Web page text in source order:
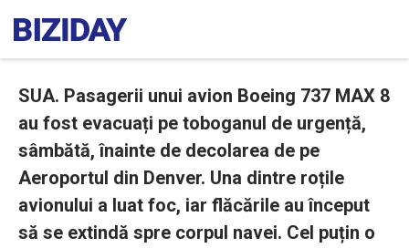
SUA. Pasagerii unui avion Boeing 737 MAX 8
au fost evacuați pe toboganul de urgență,
sâmbătă, înainte de decolarea de pe
Aeroportul din Denver. Una dintre roțile
avionului a luat foc, iar flăcările au început
să se extindă spre corpul navei. Cel puțin o